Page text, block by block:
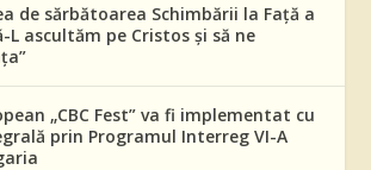
de sărbătoarea Schimbării la Față a
L ascultăm pe Cristos și să ne
„CBC Fest” va fi implementat cu
prin Programul Interreg VI-A